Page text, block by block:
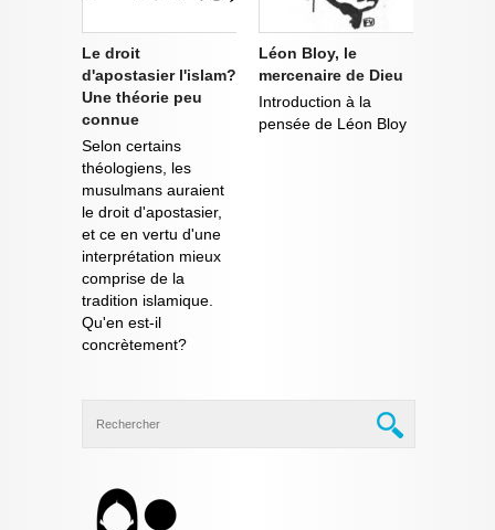
Le droit
d'apostasier l'islam?
Une théorie peu
connue
Selon certains
théologiens, les
musulmans auraient
le droit d'apostasier,
et ce en vertu d'une
interprétation mieux
comprise de la
tradition islamique.
Qu'en est-il
concrètement?
Léon Bloy, le
mercenaire de Dieu
Introduction à la
pensée de Léon Bloy